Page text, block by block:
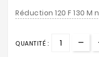
Réduction 120 F 130 M
QUANTITÉ :